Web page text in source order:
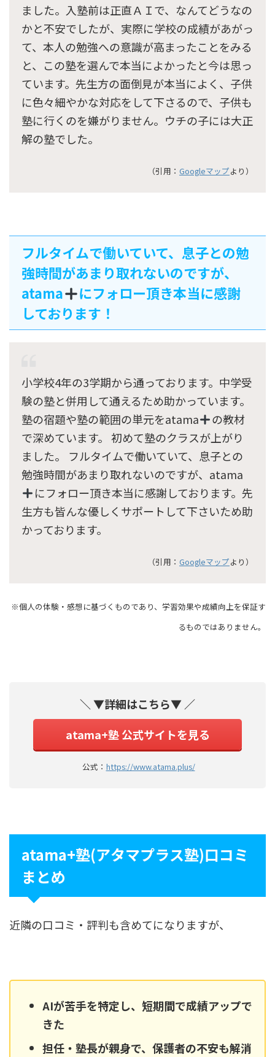
ました。入塾前は正直ＡＩで、なんてどうなの
かと不安でしたが、実際に学校の成績があがっ
て、本人の勉強への意識が高まったことをみる
と、この塾を選んで本当によかったと今は思っ
ています。先生方の面倒見が本当によく、子供
に色々細やかな対応をして下さるので、子供も
塾に行くのを嫌がりません。ウチの子には大正
解の塾でした。
（引用： Googleマップより）
フルタイムで働いていて、息子との勉
強時間があまり取れないのですが、
atama
にフォロー頂き本当に感謝
しております！
小学校4年の3学期から通っております。中学受
験の塾と併用して通えるため助かっています。
塾の宿題や塾の範囲の単元をatama
の教材
で深めています。 初めて塾のクラスが上がり
ました。 フルタイムで働いていて、息子との
勉強時間があまり取れないのですが、atama
にフォロー頂き本当に感謝しております。先
生方も皆んな優しくサポートして下さいため助
かっております。
（引用： Googleマップより）
※個人の体験・感想に基づくものであり、学習効果や成績向上を保証す
るものではありません。
＼ ▼詳細はこちら▼ ／
atama+塾 公式サイトを見る
公式： https://www.atama.plus/
atama+塾(アタマプラス塾)口コミ
まとめ
近隣の口コミ・評判も含めてになりますが、
AIが苦手を特定し、短期間で成績アップで
きた
担任・塾長が親身で、保護者の不安も解消